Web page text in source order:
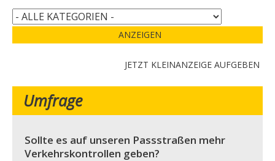
ANZEIGEN
JETZT KLEINANZEIGE AUFGEBEN
Umfrage
Sollte es auf unseren Passstraßen mehr
Verkehrskontrollen geben?